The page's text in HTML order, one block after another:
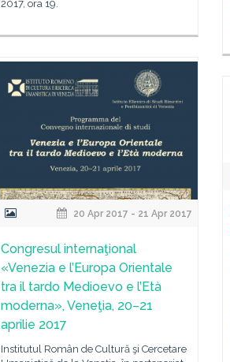
2017, ora 19.
20 Apr 2017 - 21 Apr 2017
Congresul internaţional
«Venezia e l’Europa Orientale
tra il tardo Medioevo e l’Età
moderna», Veneţia, 20–21
aprilie 2017
Institutul Român de Cultură şi Cercetare